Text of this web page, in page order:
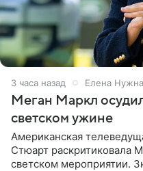
3 часа назад Елена
Меган Маркл
светском ужине
Американская
Стюарт раскритиковала
светском мероприятии.